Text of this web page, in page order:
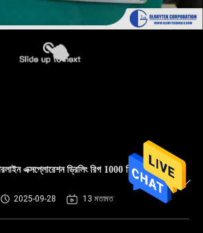
এক্সপ্লোরেশন ড্রিলিং রিগ 1000 মিটার
2025-09-28 13 মতামত